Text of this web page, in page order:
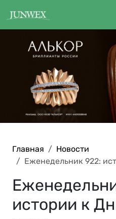
Главная
Новости
Еженедельник 922:
истории к